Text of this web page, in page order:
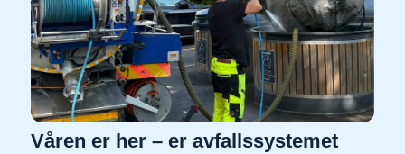
Våren er her – er avfallssystemet